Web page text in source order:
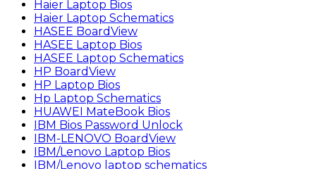
Haier Laptop Bios
Haier Laptop Schematics
HASEE BoardView
HASEE Laptop Bios
HASEE Laptop Schematics
HP BoardView
HP Laptop Bios
Hp Laptop Schematics
HUAWEI MateBook Bios
IBM Bios Password Unlock
IBM-LENOVO BoardView
IBM/Lenovo Laptop Bios
IBM/Lenovo laptop schematics